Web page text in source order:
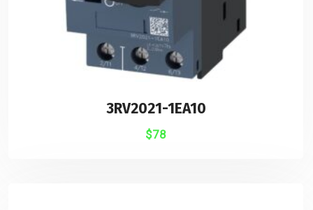
3RV2021-1EA10
$78